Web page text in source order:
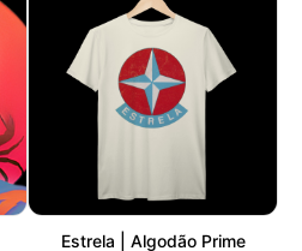
Estrela | Algodão Prime